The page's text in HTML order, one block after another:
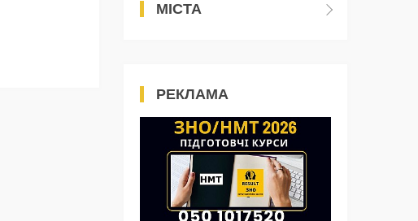
МІСТА
РЕКЛАМА